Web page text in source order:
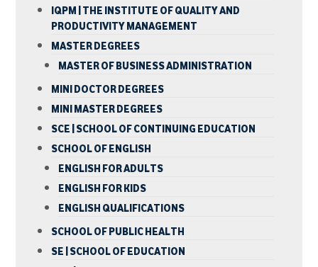
IQPM | THE INSTITUTE OF QUALITY AND
PRODUCTIVITY MANAGEMENT
MASTER DEGREES
MASTER OF BUSINESS ADMINISTRATION
MINI DOCTOR DEGREES
MINI MASTER DEGREES
SCE | SCHOOL OF CONTINUING EDUCATION
SCHOOL OF ENGLISH
ENGLISH FOR ADULTS
ENGLISH FOR KIDS
ENGLISH QUALIFICATIONS
SCHOOL OF PUBLIC HEALTH
SE | SCHOOL OF EDUCATION